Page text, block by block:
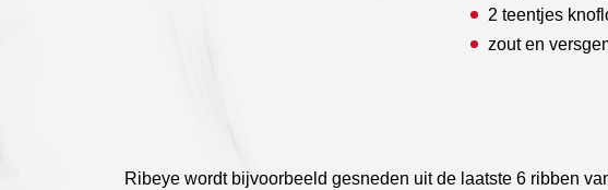
2 teentjes
zout en
Ribeye wordt bijvoorbeeld gesneden uit de laatste 6 ribben